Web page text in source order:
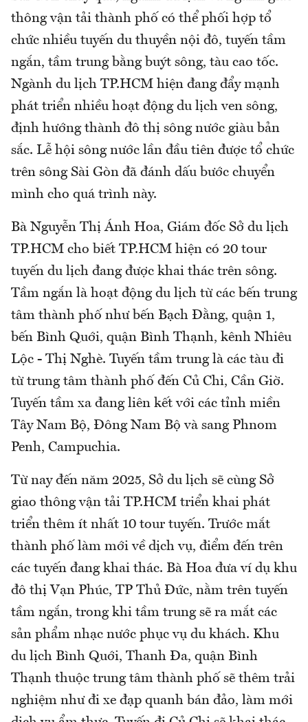
thông vận tải thành phố có thể phối hợp tổ
chức nhiều tuyến du thuyền nội đô, tuyến tầm
ngắn, tầm trung bằng buýt sông, tàu cao tốc.
Ngành du lịch TP.HCM hiện đang đẩy mạnh
phát triển nhiều hoạt động du lịch ven sông,
định hướng thành đô thị sông nước giàu bản
sắc. Lễ hội sông nước lần đầu tiên được tổ chức
trên sông Sài Gòn đã đánh dấu bước chuyển
mình cho quá trình này.
Bà Nguyễn Thị Ánh Hoa, Giám đốc Sở du lịch
TP.HCM cho biết TP.HCM hiện có 20 tour
tuyến du lịch đang được khai thác trên sông.
Tầm ngắn là hoạt động du lịch từ các bến trung
tâm thành phố như bến Bạch Đằng, quận 1,
bến Bình Quới, quận Bình Thạnh, kênh Nhiêu
Lộc - Thị Nghè. Tuyến tầm trung là các tàu đi
từ trung tâm thành phố đến Củ Chi, Cần Giờ.
Tuyến tầm xa đang liên kết với các tỉnh miền
Tây Nam Bộ, Đông Nam Bộ và sang Phnom
Penh, Campuchia.
Từ nay đến năm 2025, Sở du lịch sẽ cùng Sở
giao thông vận tải TP.HCM triển khai phát
triển thêm ít nhất 10 tour tuyến. Trước mắt
thành phố làm mới về dịch vụ, điểm đến trên
các tuyến đang khai thác. Bà Hoa đưa ví dụ khu
đô thị Vạn Phúc, TP Thủ Đức, nằm trên tuyến
tầm ngắn, trong khi tầm trung sẽ ra mắt các
sản phẩm nhạc nước phục vụ du khách. Khu
du lịch Bình Quới, Thanh Đa, quận Bình
Thạnh thuộc trung tâm thành phố sẽ thêm trải
nghiệm như đi xe đạp quanh bán đảo, làm mới